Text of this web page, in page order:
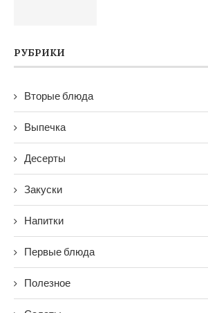
РУБРИКИ
Вторые блюда
Выпечка
Десерты
Закуски
Напитки
Первые блюда
Полезное